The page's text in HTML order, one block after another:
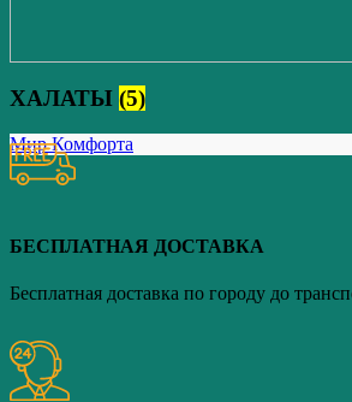
ХАЛАТЫ (5)
Мир Комфорта
БЕСПЛАТНАЯ ДОСТАВКА
Бесплатная доставка по городу до